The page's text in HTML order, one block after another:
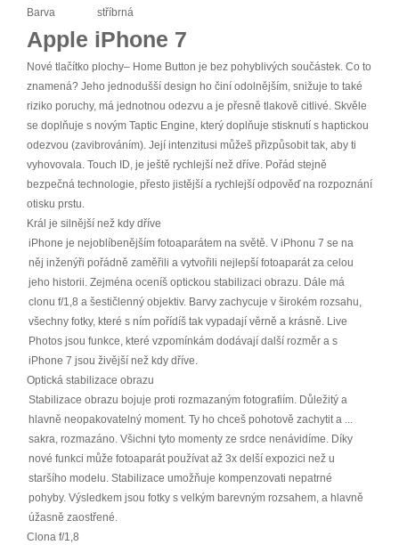
Barva stříbrná
Apple iPhone 7
Nové tlačítko plochy– Home Button je bez pohyblivých součástek. Co to
znamená? Jeho jednodušší design ho činí odolnějším, snižuje to také
riziko poruchy, má jednotnou odezvu a je přesně tlakově citlivé. Skvěle
se doplňuje s novým Taptic Engine, který doplňuje stisknutí s haptickou
odezvou (zavibrováním). Její intenzitusi můžeš přizpůsobit tak, aby ti
vyhovovala. Touch ID, je ještě rychlejší než dříve. Pořád stejně
bezpečná technologie, přesto jistější a rychlejší odpověď na rozpoznání
otisku prstu.
Král je silnější než kdy dříve
iPhone je nejoblíbenějším fotoaparátem na světě. V iPhonu 7 se na
něj inženýři pořádně zaměřili a vytvořili nejlepší fotoaparát za celou
jeho historii. Zejména oceníš optickou stabilizaci obrazu. Dále má
clonu f/1,8 a šestičlenný objektiv. Barvy zachycuje v širokém rozsahu,
všechny fotky, které s ním pořídíš tak vypadají věrně a krásně. Live
Photos jsou funkce, které vzpomínkám dodávají další rozměr a s
iPhone 7 jsou živější než kdy dříve.
Optická stabilizace obrazu
Stabilizace obrazu bojuje proti rozmazaným fotografiím. Důležitý a
hlavně neopakovatelný moment. Ty ho chceš pohotově zachytit a ...
sakra, rozmazáno. Všichni tyto momenty ze srdce nenávidíme. Díky
nové funkci může fotoaparát používat až 3x delší expozici než u
staršího modelu. Stabilizace umožňuje kompenzovati nepatrné
pohyby. Výsledkem jsou fotky s velkým barevným rozsahem, a hlavně
úžasně zaostřené.
Clona f/1,8